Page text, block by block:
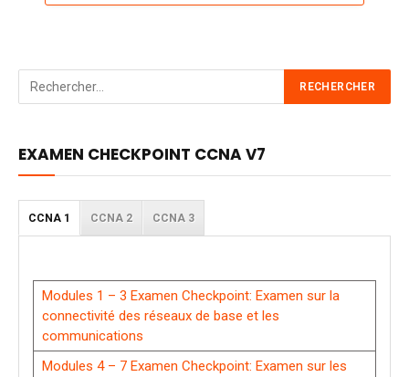
EXAMEN CHECKPOINT CCNA V7
CCNA 1 CCNA 2 CCNA 3
Modules 1 – 3 Examen Checkpoint: Examen sur la
connectivité des réseaux de base et les
communications
Modules 4 – 7 Examen Checkpoint: Examen sur les